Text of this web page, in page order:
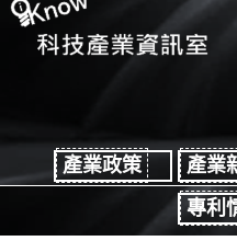
產業政策 產業
專利